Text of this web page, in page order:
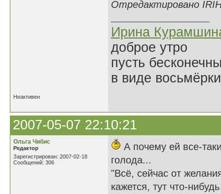
Отредактировано
Ирина
доброе утро
пусть
в виде восьмёрки
Неактивен
2007-05-07 22:10:21
Ольга Чибис
Редактор
Зарегистрирован: 2007-02-18
Сообщений: 306
А почему ей все-
голода...
"Всё, сейчас от
кажется, тут что-